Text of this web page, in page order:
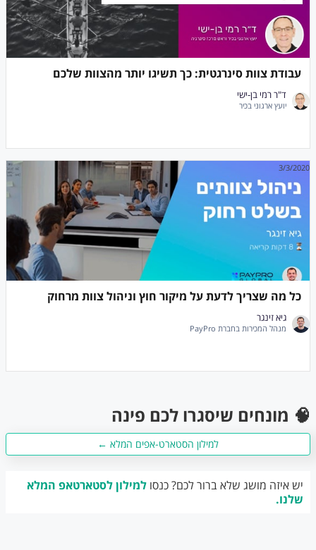
עבודת צוות סינרגטית: כך תשיגו יותר מהצוות שלכם
ד"ר רמי בן-ישי
יועץ ארגוני בכיר
כל מה שצריך לדעת על מיקור חוץ וניהול צוות מרחוק
גיא זינגר
מנהל המכירות בחברת PayPro
3/3/2020
🧠 מונחים שיסגרו לכם פינה
למילון הסטארט-אפים המלא ←
יש איזה מושג שלא ברור לכם? כנסו למילון לסטארטאפ המלא
שלנו.